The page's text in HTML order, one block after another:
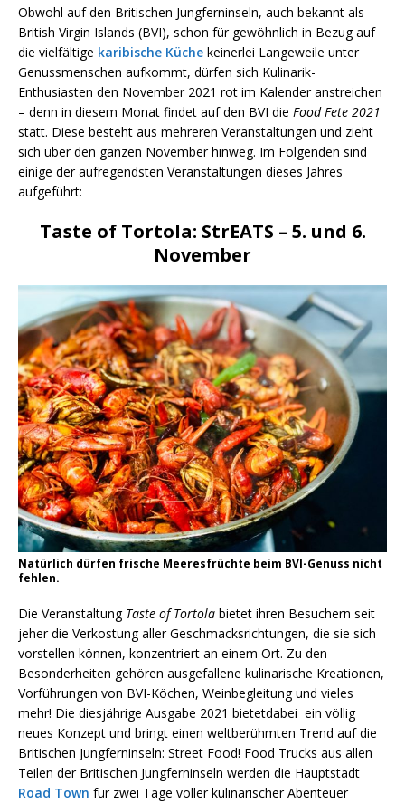
Obwohl auf den Britischen Jungferninseln, auch bekannt als
British Virgin Islands (BVI), schon für gewöhnlich in Bezug auf
die vielfältige karibische Küche keinerlei Langeweile unter
Genussmenschen aufkommt, dürfen sich Kulinarik-
Enthusiasten den November 2021 rot im Kalender anstreichen
– denn in diesem Monat findet auf den BVI die Food Fete 2021
statt. Diese besteht aus mehreren Veranstaltungen und zieht
sich über den ganzen November hinweg. Im Folgenden sind
einige der aufregendsten Veranstaltungen dieses Jahres
aufgeführt:
Taste of Tortola: StrEATS – 5. und 6.
November
Natürlich dürfen frische Meeresfrüchte beim BVI-Genuss nicht
fehlen.
Die VeranstaltungTaste of Tortola bietet ihren Besuchern seit
jeher die Verkostung aller Geschmacksrichtungen, die sie sich
vorstellen können, konzentriert an einem Ort. Zu den
Besonderheiten gehören ausgefallene kulinarische Kreationen,
Vorführungen von BVI-Köchen, Weinbegleitung und vieles
mehr! Die diesjährige Ausgabe 2021 bietetdabei ein völlig
neues Konzept und bringt einen weltberühmten Trend auf die
Britischen Jungferninseln: Street Food! Food Trucks aus allen
Teilen der Britischen Jungferninseln werden die Hauptstadt
Road Town für zwei Tage voller kulinarischer Abenteuer